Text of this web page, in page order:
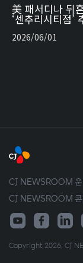
美 패서디나 뒤
‘센추리시티점’
2026/06/01
CJ NEWSROOM
CJ NEWSROOM 콘
Copyright 2026. CJ